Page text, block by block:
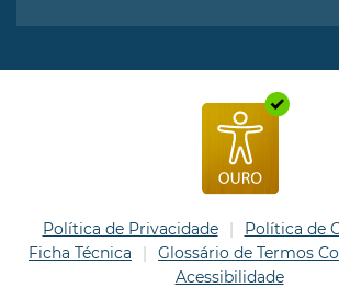
Política de Privacidade
Política de
Ficha Técnica
Glossário de Termos
Acessibilidade